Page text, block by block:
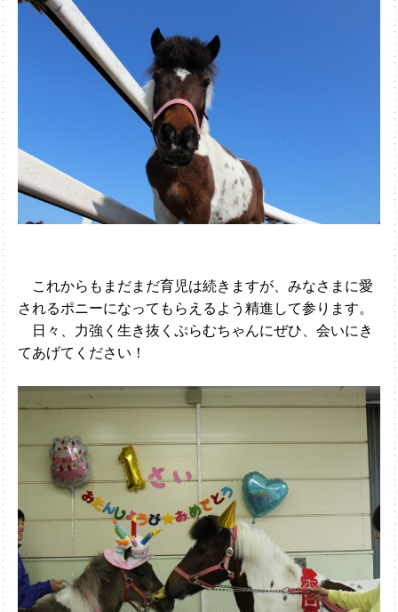
これからもまだまだ育児は続きますが、みなさまに愛
されるポニーになってもらえるよう精進して参ります。
日々、力強く生き抜くぷらむちゃんにぜひ、会いにき
てあげてください！